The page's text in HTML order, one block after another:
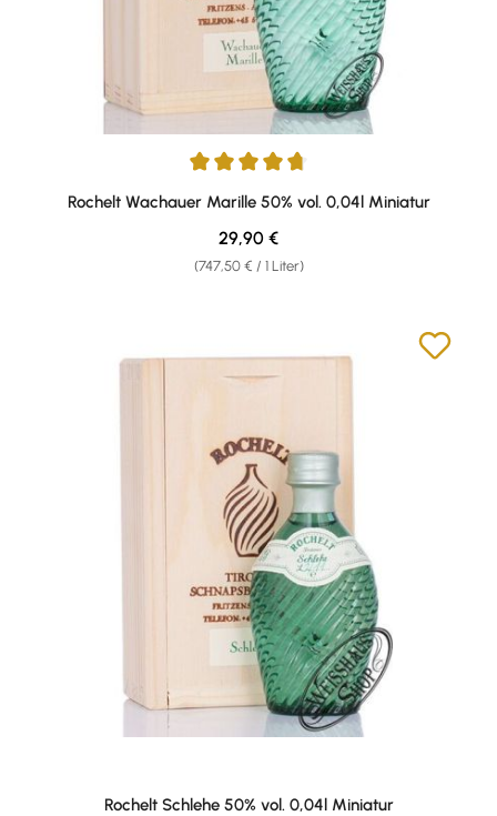
Durchschnittliche Bewertung von 4.71 von 5 Sternen
Rochelt Wachauer Marille 50% vol. 0,04l Miniatur
(747,50 € / 1 Liter)
Regulärer Preis:
29,90 €
Rochelt Schlehe 50% vol. 0,04l Miniatur